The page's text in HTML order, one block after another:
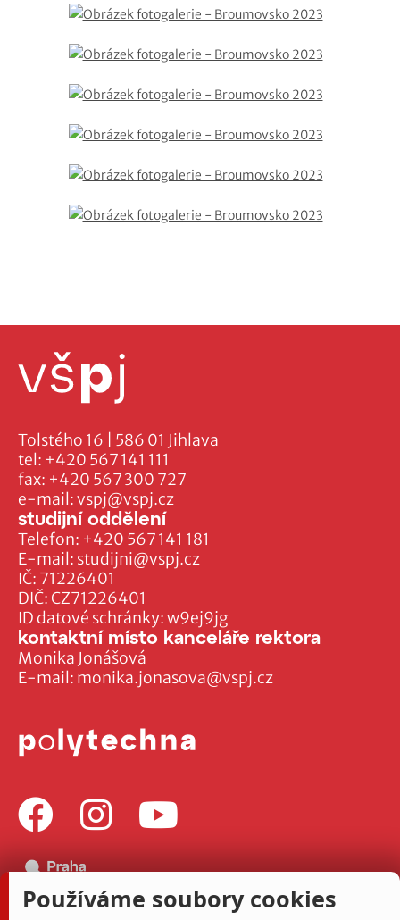
Tolstého 16 | 586 01 Jihlava
tel: +420 567 141 111
fax: +420 567 300 727
e-mail:vspj@vspj.cz
IČ: 71226401
DIČ: CZ71226401
ID datové schránky: w9ej9jg
studijní oddělení
Telefon: +420 567 141 181
E-mail: studijni@vspj.cz
kontaktní místo kanceláře rektora
Monika Jonášová
E-mail: monika.jonasova@vspj.cz
Používáme soubory cookies